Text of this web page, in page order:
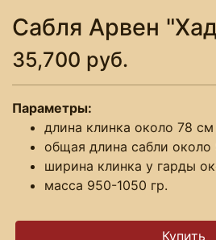
Сабля Арвен
35,700 руб.
Параметры:
длина клинка около 78 см
общая длина сабли около
ширина клинка у гарды
масса 950-1050 гр.